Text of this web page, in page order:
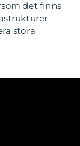
det finns
stora